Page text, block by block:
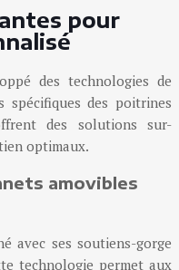
pour
des technologies de
spécifiques des poitrines
des solutions sur-
optimaux.
amovibles
avec ses soutiens-gorge
technologie permet aux